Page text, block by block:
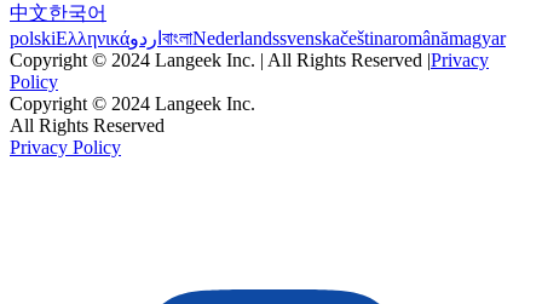
中文한국어
polskiΕλληνικάاردو বাংলাNederlandssvenskačeštinaromânămagyar
Copyright © 2024 Langeek Inc. | All Rights Reserved |Privacy
Policy
Copyright © 2024 Langeek Inc.
All Rights Reserved
Privacy Policy